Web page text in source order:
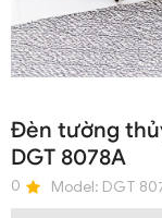
Đèn tường
DGT 8078A
0 Model: DGT